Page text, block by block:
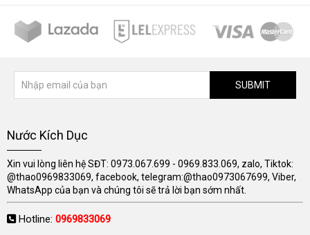
SUBMIT
Nước Kích Dục
Xin vui lòng liên hệ SĐT: 0973.067.699 - 0969.833.069, zalo, Tiktok:
@thao0969833069, facebook, telegram:@thao0973067699, Viber,
WhatsApp của bạn và chúng tôi sẽ trả lời bạn sớm nhất.
Hotline: 0969833069